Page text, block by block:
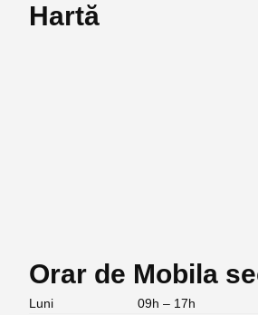
Hartă
Orar de Mobila
Luni
09h – 17h